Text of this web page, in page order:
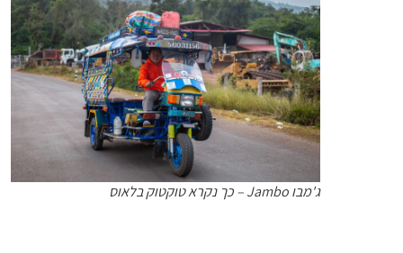
ג'מבו Jambo – כך נקרא טוקטוק בלאוס